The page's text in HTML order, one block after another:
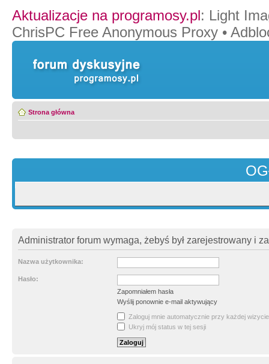
Aktualizacje na programosy.pl: Light
ChrisPC Free Anonymous Proxy •
Strona główna
Administrator forum wymaga, żebyś był zarejestrowany i
Nazwa użytkownika:
Hasło:
Zapomniałem hasła
Wyślij ponownie e-mail aktywujący
Zaloguj mnie automatycznie przy każdej wizycie
Ukryj mój status w tej sesji